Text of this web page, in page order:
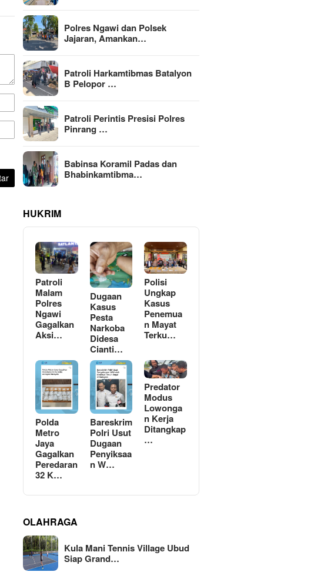
Polres Ngawi dan Polsek
Jajaran, Amankan…
Patroli Harkamtibmas Batalyon
B Pelopor …
Patroli Perintis Presisi Polres
Pinrang …
Babinsa Koramil Padas dan
Bhabinkamtibma…
HUKRIM
Patroli
Malam
Polres
Ngawi
Gagalkan
Aksi…
Dugaan
Kasus
Pesta
Narkoba
Didesa
Cianti…
Polisi
Ungkap
Kasus
Penemua
n Mayat
Terku…
Polda
Metro
Jaya
Gagalkan
Peredaran
32 K…
Bareskrim
Polri Usut
Dugaan
Penyiksaa
n W…
Predator
Modus
Lowonga
n Kerja
Ditangkap
…
OLAHRAGA
Kula Mani Tennis Village Ubud
Siap Grand…